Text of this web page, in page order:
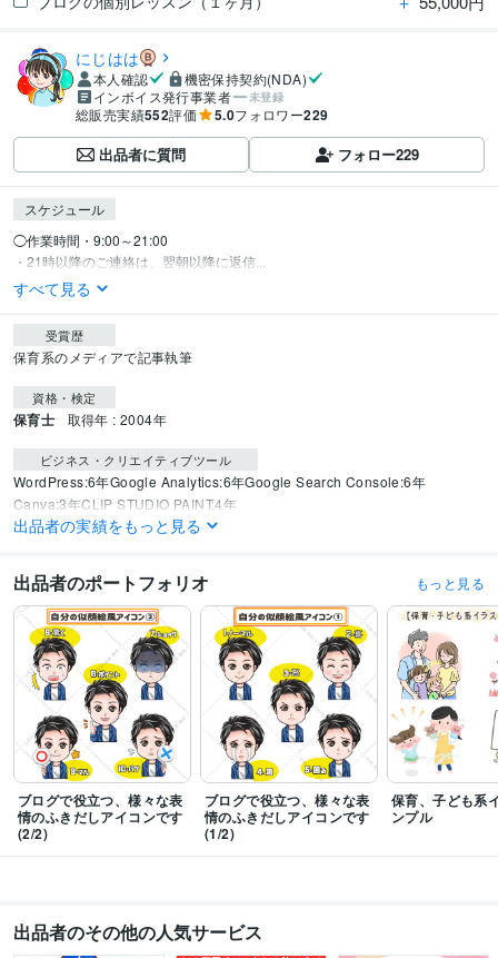
にじはは
本人確認
機密保持契約(NDA)
インボイス発行事業者
未登録
総販売実績552評価 5.0フォロワー229
出品者に質問 フォロー229
スケジュール
◯作業時間・9:00～21:00
・21時以降のご連絡は、翌朝以降に返信...
すべて見る
受賞歴
保育系のメディアで記事執筆
資格・検定
保育士 取得年 : 2004年
ビジネス・クリエイティブツール
WordPress:6年Google Analytics:6年Google Search Console:6年
Canva:3年CLIP STUDIO PAINT:4年
文字作成
イラスト WEB制作 ブログ アイコン
語学力
英語 日常会話レベル
出品者の実績をもっと見る
出品者のポートフォリオ もっと見る
ブログで役立つ、様々な表
情のふきだしアイコンです
(2/2)
ブログで役立つ、様々な表
情のふきだしアイコンです
(1/2)
保育、子ども系
ンプル
出品者のその他の人気サービス